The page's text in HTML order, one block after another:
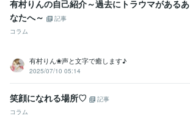
有村りんの自己紹介～過去にトラウマがあるあ
なたへ～
記事
コラム
有村りん❀声と文字で癒します♪
2025/07/10 05:14
笑顔になれる場所♡
記事
コラム